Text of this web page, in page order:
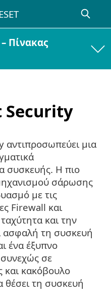
Πίνακας
Security
αντιπροσωπεύει μια
συσκευής. Η πιο
σάρωσης
με τις
Firewall και
και την
ασφαλή τη συσκευή
ένα έξυπνο
σε
και κακόβουλο
θέσει τη συσκευή